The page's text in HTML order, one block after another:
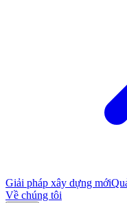
Giải pháp xây dựng mới
Về chúng tôi